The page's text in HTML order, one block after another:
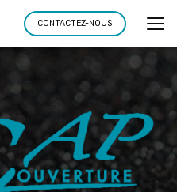
CONTACTEZ-NOUS